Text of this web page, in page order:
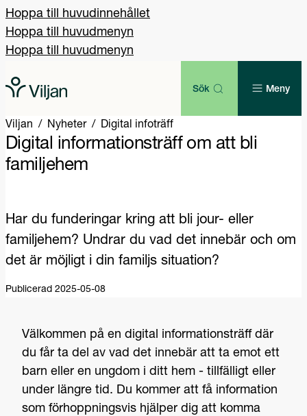
Hoppa till huvudinnehållet
Hoppa till huvudmenyn
Hoppa till huvudmenyn
Sök Meny
Viljan Nyheter Digital infoträff
Digital informationsträff om att bli
familjehem
Har du funderingar kring att bli jour- eller
familjehem? Undrar du vad det innebär och om
det är möjligt i din familjs situation?
Publicerad 2025-05-08
Välkommen på en digital informationsträff där
du får ta del av vad det innebär att ta emot ett
barn eller en ungdom i ditt hem - tillfälligt eller
under längre tid. Du kommer att få information
som förhoppningsvis hjälper dig att komma